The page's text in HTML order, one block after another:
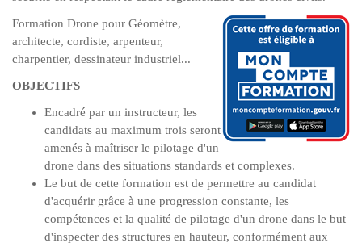
Formation Drone pour Géomètre,
architecte, cordiste, arpenteur,
charpentier, dessinateur industriel...
OBJECTIFS
Encadré par un instructeur, les
candidats au maximum trois seront
amenés à maîtriser le pilotage d'un
drone dans des situations standards et complexes.
Le but de cette formation est de permettre au candidat
d'acquérir grâce à une progression constante, les
compétences et la qualité de pilotage d'un drone dans le but
d'inspecter des structures en hauteur, conformément aux